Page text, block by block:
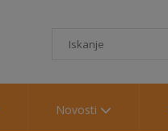
Novosti